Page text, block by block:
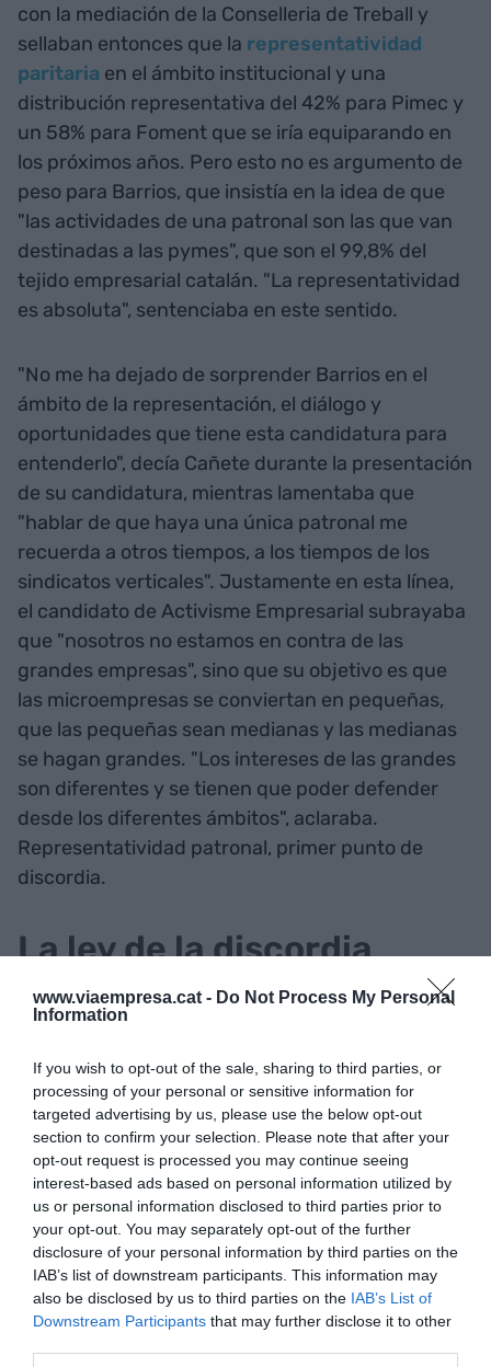
www.viaempresa.cat - Do Not Process My Personal
Information
If you wish to opt-out of the sale, sharing to third parties, or
processing of your personal or sensitive information for
targeted advertising by us, please use the below opt-out
section to confirm your selection. Please note that after your
opt-out request is processed you may continue seeing
interest-based ads based on personal information utilized by
us or personal information disclosed to third parties prior to
your opt-out. You may separately opt-out of the further
disclosure of your personal information by third parties on the
IAB’s list of downstream participants. This information may
also be disclosed by us to third parties on the IAB’s List of
Downstream Participants that may further disclose it to other
con la mediación de la Conselleria de Treball y
sellaban entonces que la representatividad
paritaria en el ámbito institucional y una
distribución representativa del 42% para Pimec y
un 58% para Foment que se iría equiparando en
los próximos años. Pero esto no es argumento de
peso para Barrios, que insistía en la idea de que
"las actividades de una patronal son las que van
destinadas a las pymes", que son el 99,8% del
tejido empresarial catalán. "La representatividad
es absoluta", sentenciaba en este sentido.
"No me ha dejado de sorprender Barrios en el
ámbito de la representación, el diálogo y
oportunidades que tiene esta candidatura para
entenderlo", decía Cañete durante la presentación
de su candidatura, mientras lamentaba que
"hablar de que haya una única patronal me
recuerda a otros tiempos, a los tiempos de los
sindicatos verticales". Justamente en esta línea,
el candidato de Activisme Empresarial subrayaba
que "nosotros no estamos en contra de las
grandes empresas", sino que su objetivo es que
las microempresas se conviertan en pequeñas,
que las pequeñas sean medianas y las medianas
se hagan grandes. "Los intereses de las grandes
son diferentes y se tienen que poder defender
desde los diferentes ámbitos", aclaraba.
Representatividad patronal, primer punto de
discordia.
La ley de la discordia
El segundo gran tema que aleja a las dos
tiempo que desde este diario venimos explicando
la batalla entre agentes sociales y las cámaras
catalanas por el decreto ley de cámaras, una
historia que tendrá que esperar no sólo a que
pasen las elecciones al Parlament del 14-F, sino
también a que se forme gobierno, se vuelva a
llevar a la cámara catalana y vuelva el debate, las
negociaciones y el diálogo.
Barrios, sobre la ley de